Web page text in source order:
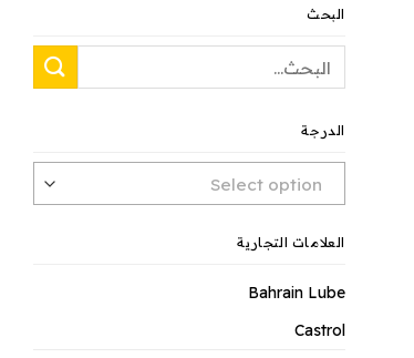
البحث
الدرجة
العلامات التجارية
Bahrain Lube
Castrol